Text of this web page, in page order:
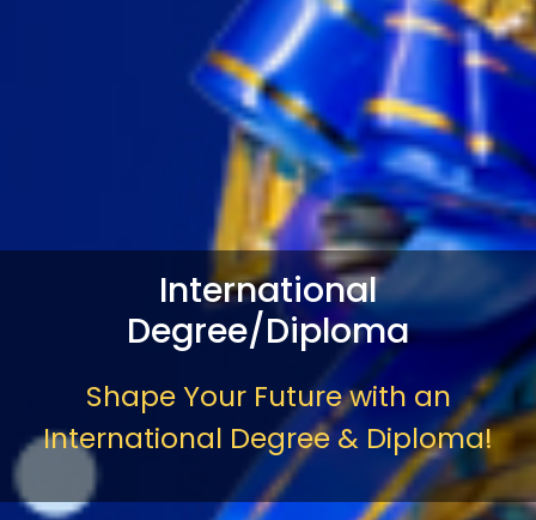
International
Degree/Diploma
Shape Your Future with an
International Degree & Diploma!